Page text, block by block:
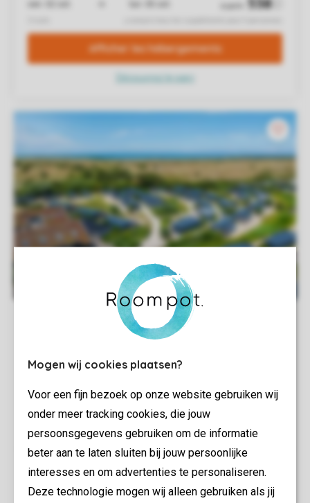
Mogen wij cookies plaatsen?
Voor een fijn bezoek op onze website gebruiken wij
onder meer tracking cookies, die jouw
persoonsgegevens gebruiken om de informatie
beter aan te laten sluiten bij jouw persoonlijke
interesses en om advertenties te personaliseren.
Deze technologie mogen wij alleen gebruiken als jij